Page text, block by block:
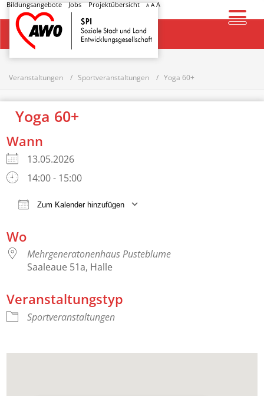
Bildungsangebote Jobs Projektübersicht A AA
Startseite
Veranstaltungen Sportveranstaltungen Yoga 60+
Yoga 60+
Wann
13.05.2026
14:00 - 15:00
Zum Kalender hinzufügen
Wo
Mehrgeneratonenhaus Pusteblume
Saaleaue 51a, Halle
Veranstaltungstyp
Sportveranstaltungen